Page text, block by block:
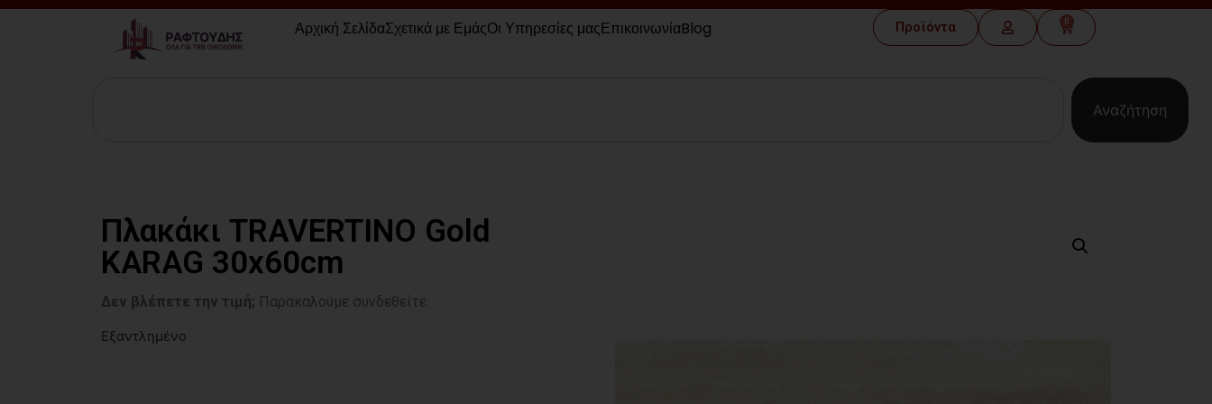
Αρχική ΣελίδαΣχετικά με ΕμάςΟι Υπηρεσίες μαςΕπικοινωνίαBlog Προϊόντα 0
Αναζήτηση
Πλακάκι TRAVERTINO Gold
KARAG 30x60cm
Δεν βλέπετε την τιμή; Παρακαλούμε συνδεθείτε.
Εξαντλημένο